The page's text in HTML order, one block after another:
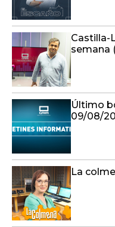
Castilla-
semana
Último
09/08/
La